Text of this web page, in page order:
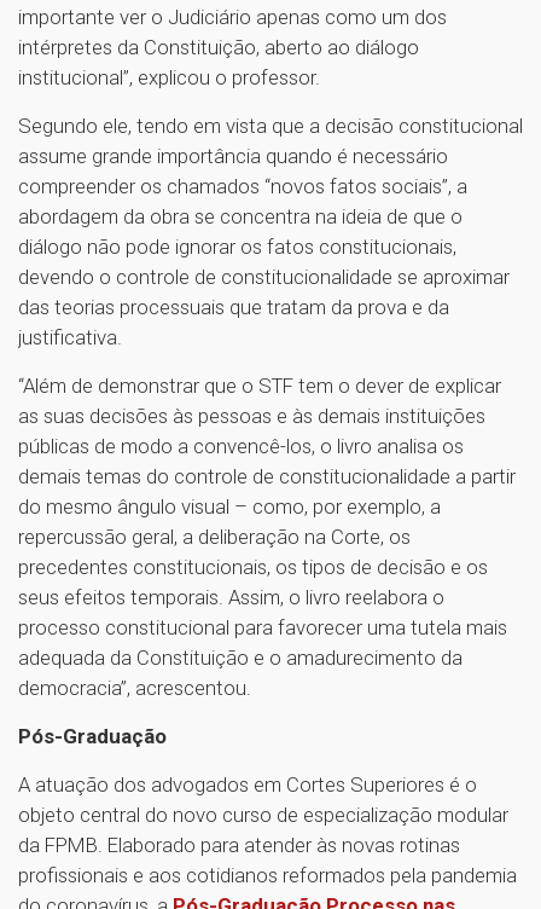
importante ver o Judiciário apenas como um dos
intérpretes da Constituição, aberto ao diálogo
institucional”, explicou o professor.
Segundo ele, tendo em vista que a decisão constitucional
assume grande importância quando é necessário
compreender os chamados “novos fatos sociais”, a
abordagem da obra se concentra na ideia de que o
diálogo não pode ignorar os fatos constitucionais,
devendo o controle de constitucionalidade se aproximar
das teorias processuais que tratam da prova e da
justificativa.
“Além de demonstrar que o STF tem o dever de explicar
as suas decisões às pessoas e às demais instituições
públicas de modo a convencê-los, o livro analisa os
demais temas do controle de constitucionalidade a partir
do mesmo ângulo visual – como, por exemplo, a
repercussão geral, a deliberação na Corte, os
precedentes constitucionais, os tipos de decisão e os
seus efeitos temporais. Assim, o livro reelabora o
processo constitucional para favorecer uma tutela mais
adequada da Constituição e o amadurecimento da
democracia”, acrescentou.
Pós-Graduação
A atuação dos advogados em Cortes Superiores é o
objeto central do novo curso de especialização modular
da FPMB. Elaborado para atender às novas rotinas
profissionais e aos cotidianos reformados pela pandemia